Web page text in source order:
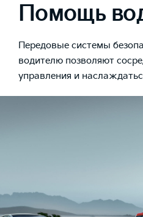
Помощь
Передовые системы
водителю позволяют
управления и